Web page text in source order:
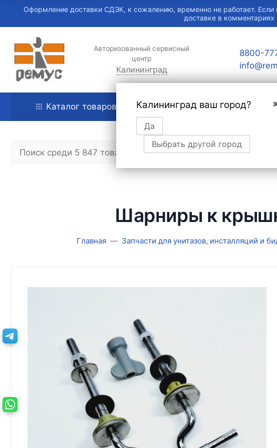
Оформление доставки СДЭК, к сожалению, временно не работает.
доставке в
Авторизованный сервисный
центр
Калининград
Калининград ваш город?
Да
Выбрать другой город
8800-
Каталог товаров Главная О компании
Шарниры к
Главная Запчасти для унитазов, инсталляций и